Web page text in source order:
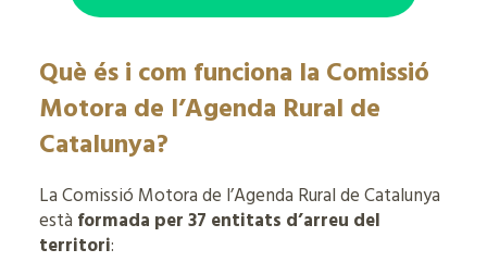
Què és i com funciona la Comissió
Motora de l’Agenda Rural de
Catalunya?
La Comissió Motora de l’Agenda Rural de Catalunya
està formada per 37 entitats d’arreu del
territori: